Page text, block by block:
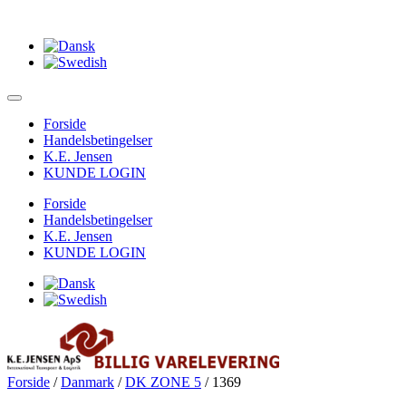
Forside
Handelsbetingelser
K.E. Jensen
KUNDE LOGIN
Forside
Handelsbetingelser
K.E. Jensen
KUNDE LOGIN
Forside /Danmark /DK ZONE 5 / 1369